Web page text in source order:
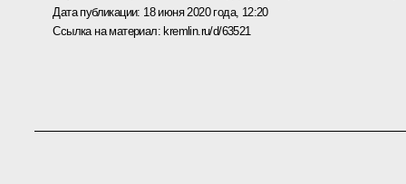
Дата публикации: 18 июня 2020 года, 12:20
Ссылка на материал: kremlin.ru/d/63521